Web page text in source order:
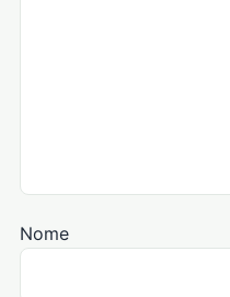
Nome